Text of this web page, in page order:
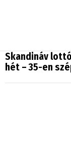
Skandináv
hét – 35-en